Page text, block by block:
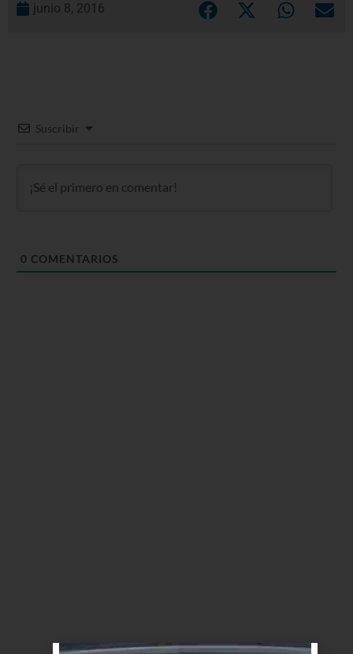
junio 8, 2016
Suscribir
0 COMENTARIOS